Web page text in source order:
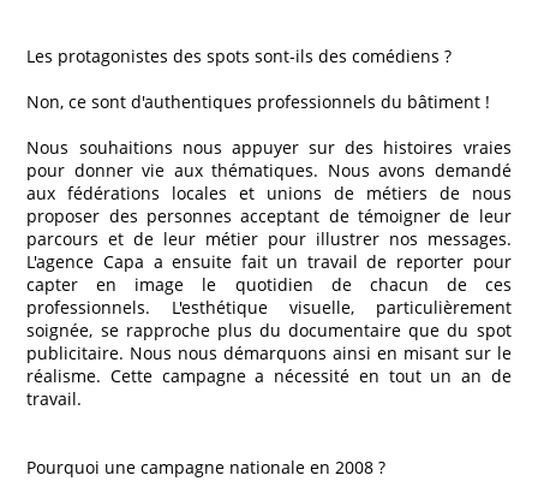
Les protagonistes des spots sont-ils des comédiens ?
Non, ce sont d'authentiques professionnels du bâtiment !
Nous souhaitions nous appuyer sur des histoires vraies
pour donner vie aux thématiques. Nous avons demandé
aux fédérations locales et unions de métiers de nous
proposer des personnes acceptant de témoigner de leur
parcours et de leur métier pour illustrer nos messages.
L'agence Capa a ensuite fait un travail de reporter pour
capter en image le quotidien de chacun de ces
professionnels. L'esthétique visuelle, particulièrement
soignée, se rapproche plus du documentaire que du spot
publicitaire. Nous nous démarquons ainsi en misant sur le
réalisme. Cette campagne a nécessité en tout un an de
travail.
Pourquoi une campagne nationale en 2008 ?